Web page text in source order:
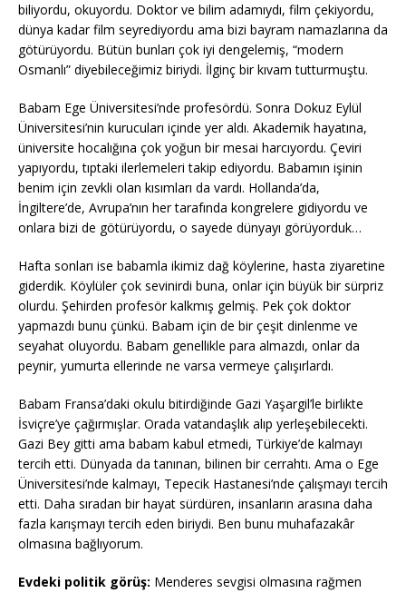
biliyordu, okuyordu. Doktor ve bilim adamıydı, film çekiyordu,
dünya kadar film seyrediyordu ama bizi bayram namazlarına da
götürüyordu. Bütün bunları çok iyi dengelemiş, “modern
Osmanlı” diyebileceğimiz biriydi. İlginç bir kıvam tutturmuştu.
Babam Ege Üniversitesi’nde profesördü. Sonra Dokuz Eylül
Üniversitesi’nin kurucuları içinde yer aldı. Akademik hayatına,
üniversite hocalığına çok yoğun bir mesai harcıyordu. Çeviri
yapıyordu, tıptaki ilerlemeleri takip ediyordu. Babamın işinin
benim için zevkli olan kısımları da vardı. Hollanda’da,
İngiltere’de, Avrupa’nın her tarafında kongrelere gidiyordu ve
onlara bizi de götürüyordu, o sayede dünyayı görüyorduk…
Hafta sonları ise babamla ikimiz dağ köylerine, hasta ziyaretine
giderdik. Köylüler çok sevinirdi buna, onlar için büyük bir sürpriz
olurdu. Şehirden profesör kalkmış gelmiş. Pek çok doktor
yapmazdı bunu çünkü. Babam için de bir çeşit dinlenme ve
seyahat oluyordu. Babam genellikle para almazdı, onlar da
peynir, yumurta ellerinde ne varsa vermeye çalışırlardı.
Babam Fransa’daki okulu bitirdiğinde Gazi Yaşargil’le birlikte
İsviçre’ye çağırmışlar. Orada vatandaşlık alıp yerleşebilecekti.
Gazi Bey gitti ama babam kabul etmedi, Türkiye’de kalmayı
tercih etti. Dünyada da tanınan, bilinen bir cerrahtı. Ama o Ege
Üniversitesi’nde kalmayı, Tepecik Hastanesi’nde çalışmayı tercih
etti. Daha sıradan bir hayat sürdüren, insanların arasına daha
fazla karışmayı tercih eden biriydi. Ben bunu muhafazakâr
olmasına bağlıyorum.
Evdeki politik görüş: Menderes sevgisi olmasına rağmen